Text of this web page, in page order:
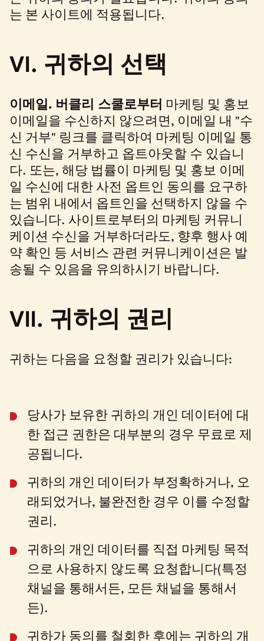
는 본 사이트에 적용됩니다.
VI. 귀하의 선택
이메일. 버클리 스쿨로부터 마케팅 및 홍보
이메일을 수신하지 않으려면, 이메일 내 "수
신 거부" 링크를 클릭하여 마케팅 이메일 통
신 수신을 거부하고 옵트아웃할 수 있습니
다. 또는, 해당 법률이 마케팅 및 홍보 이메
일 수신에 대한 사전 옵트인 동의를 요구하
는 범위 내에서 옵트인을 선택하지 않을 수
있습니다. 사이트로부터의 마케팅 커뮤니
케이션 수신을 거부하더라도, 향후 행사 예
약 확인 등 서비스 관련 커뮤니케이션은 발
송될 수 있음을 유의하시기 바랍니다.
VII. 귀하의 권리
귀하는 다음을 요청할 권리가 있습니다:
당사가 보유한 귀하의 개인 데이터에 대
한 접근 권한은 대부분의 경우 무료로 제
공됩니다.
귀하의 개인 데이터가 부정확하거나, 오
래되었거나, 불완전한 경우 이를 수정할
권리.
귀하의 개인 데이터를 직접 마케팅 목적
으로 사용하지 않도록 요청합니다(특정
채널을 통해서든, 모든 채널을 통해서
든).
귀하가 동의를 철회한 후에는 귀하의 개